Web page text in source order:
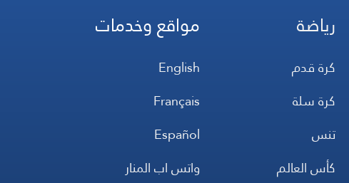
رياضة
كرة قدم
كرة سلة
تنس
كأس العالم
مواقع وخدمات
English
Français
Español
واتس اب المنار